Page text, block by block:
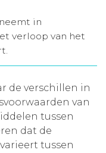
in
verloop van het
de verschillen in
van
tussen
dat de
tussen